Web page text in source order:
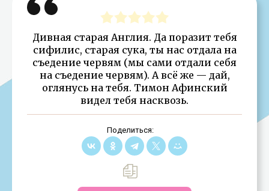
Дивная старая Англия. Да поразит тебя
сифилис, старая сука, ты нас отдала на
съедение червям (мы сами отдали себя
на съедение червям). А всё же — дай,
оглянусь на тебя. Тимон Афинский
видел тебя насквозь.
Поделиться: